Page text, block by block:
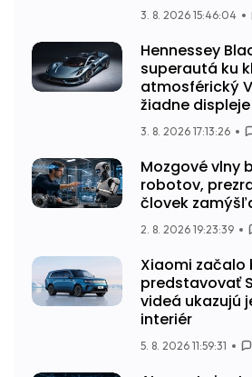
3. 8. 2026 15:46:04
Hennessey
superautá ku
atmosférický
žiadne displeje
3. 8. 2026 17:13:26
Mozgové vlny
robotov,
človek
2. 8. 2026 19:23:39
Xiaomi začalo
predstavovať
videá ukazujú
interiér
5. 8. 2026 11:59:31